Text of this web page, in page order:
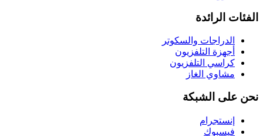
الفئات الرائدة
الدراجات والسكوتر
أجهزة التلفزيون
كراسي التلفزيون
مشاوي الغاز
نحن على الشبكة
إنستجرام
فيسبوك